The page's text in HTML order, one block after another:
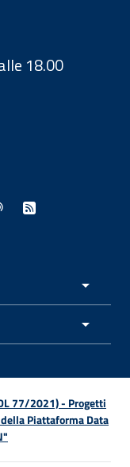
18.00
in nuova finestra
nuova finestra
- Apertura in
- Apertura in
esterno -
- Sito esterno -
- Sito
Feed RSS -
77/2021) - Progetti
Piattaforma Data